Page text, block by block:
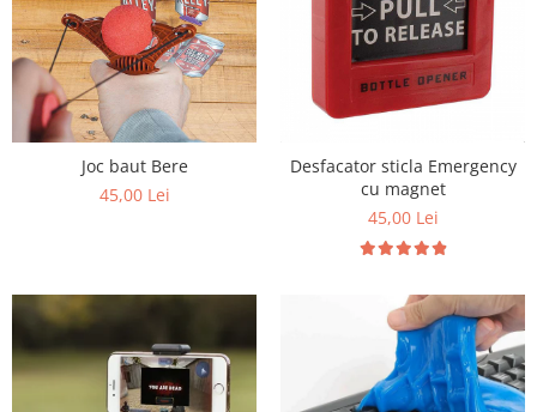
Joc baut Bere
45,00 Lei
Desfacator sticla Emergency
cu magnet
45,00 Lei